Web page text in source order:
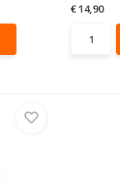
€ 14,90